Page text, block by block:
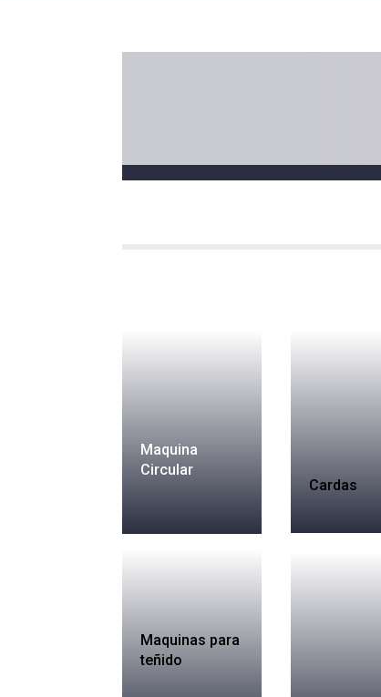
Maquina
Circular
Maquinas para
teñido
Cardas